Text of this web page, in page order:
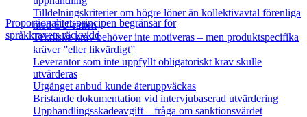
Proportionalitetsprincipen begränsar för
språkkravets räckvidd
Tilldelningskriterier om högre löner än kollektivavtal förenliga
med EU‑rätten
Tekniska krav behöver inte motiveras – men produktspecifika
kräver ”eller likvärdigt”
Leverantör som inte uppfyllt obligatoriskt krav skulle
utvärderas
Utgånget anbud kunde återuppväckas
Bristande dokumentation vid intervjubaserad utvärdering
Upphandlingsskadeavgift – fråga om sanktionsvärdet